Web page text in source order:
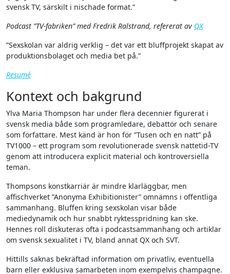
svensk TV, särskilt i nischade format.”
Podcast ”TV-fabriken” med Fredrik Ralstrand, refererat av QX
”Sexskolan var aldrig verklig – det var ett bluffprojekt skapat av
produktionsbolaget och media bet på.”
Resumé
Kontext och bakgrund
Ylva Maria Thompson har under flera decennier figurerat i
svensk media både som programledare, debattör och senare
som författare. Mest känd är hon för ”Tusen och en natt” på
TV1000 – ett program som revolutionerade svensk nattetid-TV
genom att introducera explicit material och kontroversiella
teman.
Thompsons konstkarriär är mindre klarläggbar, men
affischverket ”Anonyma Exhibitionister” omnämns i offentliga
sammanhang. Bluffen kring sexskolan visar både
mediedynamik och hur snabbt ryktesspridning kan ske.
Hennes roll diskuteras ofta i podcastsammanhang och artiklar
om svensk sexualitet i TV, bland annat QX och SVT.
Hittills saknas bekräftad information om privatliv, eventuella
barn eller exklusiva samarbeten inom exempelvis champagne.